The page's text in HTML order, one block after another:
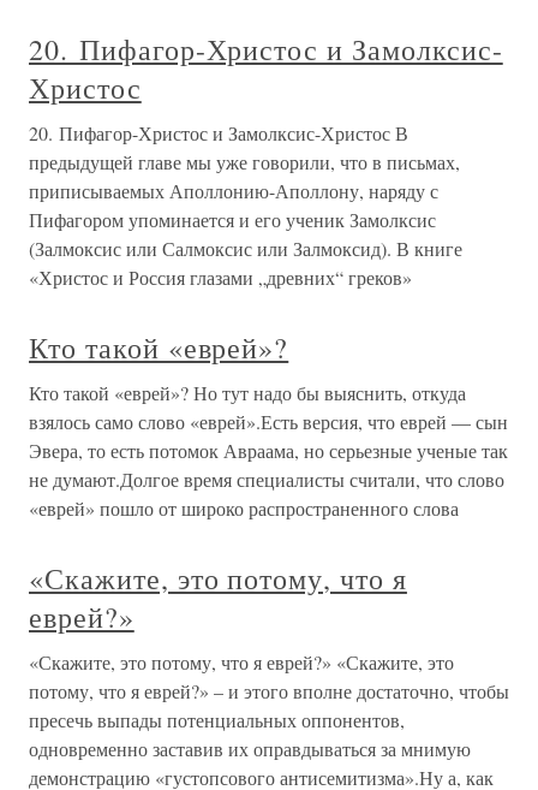
20. Пифагор-Христос и Замолксис-
Христос
20. Пифагор-Христос и Замолксис-Христос В
предыдущей главе мы уже говорили, что в письмах,
приписываемых Аполлонию-Аполлону, наряду с
Пифагором упоминается и его ученик Замолксис
(Залмоксис или Салмоксис или Залмоксид). В книге
«Христос и Россия глазами „древних“ греков»
Кто такой «еврей»?
Кто такой «еврей»? Но тут надо бы выяснить, откуда
взялось само слово «еврей».Есть версия, что еврей — сын
Эвера, то есть потомок Авраама, но серьезные ученые так
не думают.Долгое время специалисты считали, что слово
«еврей» пошло от широко распространенного слова
«Скажите, это потому, что я
еврей?»
«Скажите, это потому, что я еврей?» «Скажите, это
потому, что я еврей?» – и этого вполне достаточно, чтобы
пресечь выпады потенциальных оппонентов,
одновременно заставив их оправдываться за мнимую
демонстрацию «густопсового антисемитизма».Ну а, как